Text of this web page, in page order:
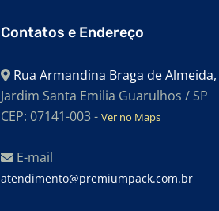
Contatos e Endereço
Rua Armandina Braga de Almeida,
Jardim Santa Emilia Guarulhos / SP
CEP: 07141-003 - Ver no Maps
E-mail
atendimento@premiumpack.com.br